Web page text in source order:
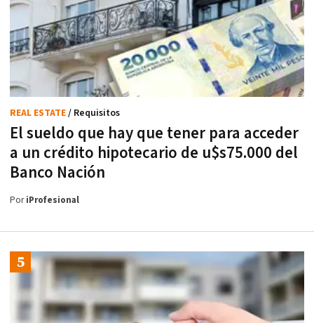
El sueldo que hay que tener para acceder
a un crédito hipotecario de u$s75.000 del
Banco Nación
REAL ESTATE/ Requisitos
PoriProfesional